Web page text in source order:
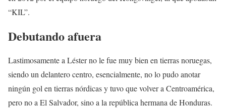
“KIL”.
Debutando afuera
Lastimosamente a Léster no le fue muy bien en tierras noruegas,
siendo un delantero centro, esencialmente, no lo pudo anotar
ningún gol en tierras nórdicas y tuvo que volver a Centroamérica,
pero no a El Salvador, sino a la república hermana de Honduras.